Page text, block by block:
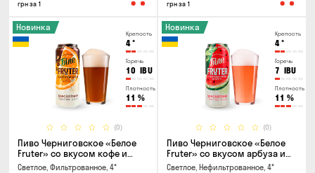
грн за 1 грн за 1
Крепость
4°
Горечь
10 IBU
Плотность
11 %
(0)
Новинка
Пиво Черниговское «Белое
Fruter» со вкусом кофе и
апельсина 0.5 л
Светлое, Фильтрованное, 4°
Крепость
4°
Горечь
7 IBU
Плотность
11 %
(0)
Новинка
Пиво Черниговское «Белое
Fruter» со вкусом арбуза и
мяты 0.5л
Светлое, Нефильтрованное, 4°